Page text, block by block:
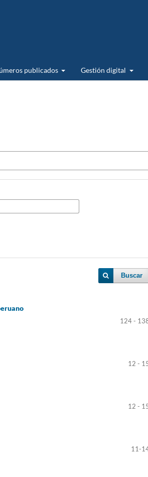
publicados Gestión digital
Buscar
124 -
12 -
12 -
11-